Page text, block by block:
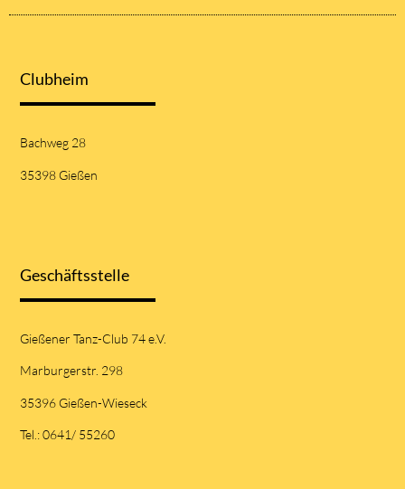
Clubheim
Bachweg 28
35398 Gießen
Geschäftsstelle
Gießener Tanz-Club 74 e.V.
Marburgerstr. 298
35396 Gießen-Wieseck
Tel.: 0641/ 55260